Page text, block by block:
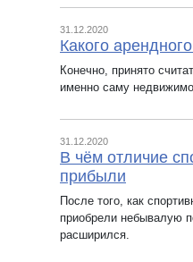
31.12.2020
Какого
Конечно, принято
именно саму
31.12.2020
В чём отличие
прибыли
После того, как
приобрели небывалую
расширился.